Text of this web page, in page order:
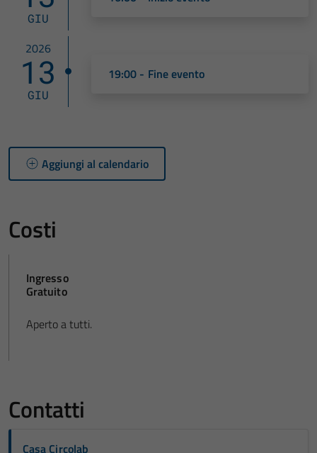
GIU
2026
13
GIU
19:00 - Fine evento
Aggiungi al calendario
Costi
Ingresso
Gratuito
Aperto a tutti.
Contatti
Casa Circolab